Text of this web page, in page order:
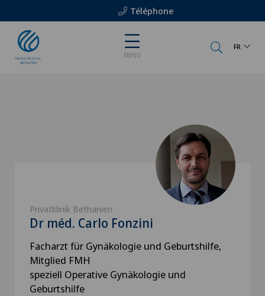
Téléphone
MENU
FR
Privatklinik Bethanien
Dr méd. Carlo Fonzini
Facharzt für Gynäkologie und Geburtshilfe,
Mitglied FMH
speziell Operative Gynäkologie und
Geburtshilfe